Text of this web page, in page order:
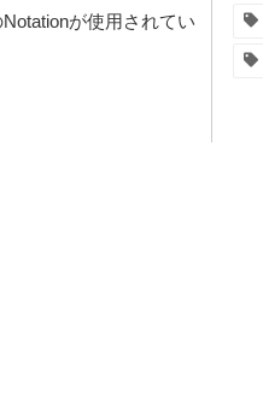
が使用されてい